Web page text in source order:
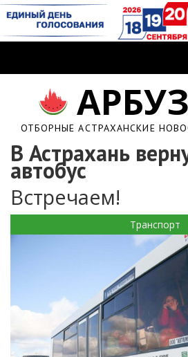
АРБУЗ
ОТБОРНЫЕ АСТРАХАНСКИЕ
В Астрахань
автобус
Встречаем!
Транспорт